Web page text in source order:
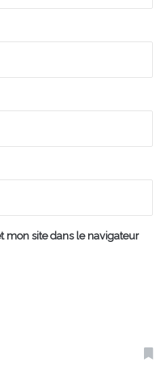
mon site dans le navigateur